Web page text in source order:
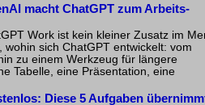
macht ChatGPT zum Arbeits-
Work ist kein kleiner Zusatz im
wohin sich ChatGPT entwickelt: vom
zu einem Werkzeug für längere
Tabelle, eine Präsentation, eine
Diese 5 Aufgaben